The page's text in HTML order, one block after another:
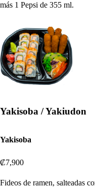
más 1 Pepsi de 355 ml.
Yakisoba / Yakiudon
Yakisoba
₡7,900
Fideos de ramen, salteadas